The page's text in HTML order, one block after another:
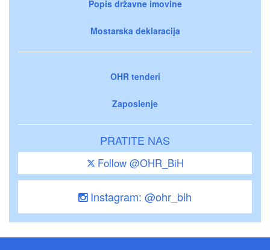
Popis državne imovine
Mostarska deklaracija
OHR tenderi
Zaposlenje
PRATITE NAS
Follow @OHR_BiH
Instagram: @ohr_bih